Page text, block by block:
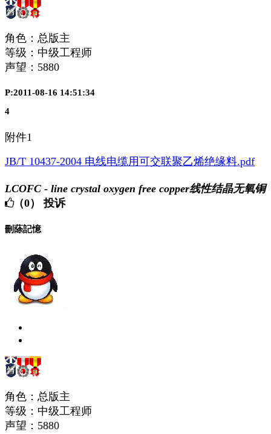
角色：总版主
等级：中级工程师
声望： 5880
P:2011-08-16 14:51:34
4
附件1
JB/T 10437-2004 电线电缆用可交联聚乙烯绝缘料.pdf
LCOFC - line crystal oxygen free copper线性结晶无氧铜
（0）
投诉
刪蒢記憶
角色：总版主
等级：中级工程师
声望： 5880